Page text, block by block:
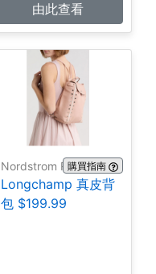
由此查看
Nordstrom Rack購買指南
Longchamp 真皮背
包 $199.99